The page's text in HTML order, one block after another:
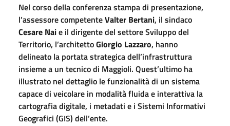
Nel corso della conferenza stampa di presentazione,
l’assessore competenteValter Bertani, il sindaco
Cesare Naie il dirigente del settore Sviluppo del
Territorio, l’architettoGiorgio Lazzaro, hanno
delineato la portata strategica dell’infrastruttura
insieme a un tecnico di Maggioli. Quest’ultimo ha
illustrato nel dettaglio le funzionalità di un sistema
capace di veicolare in modalità fluida e interattiva la
cartografia digitale, i metadati e i Sistemi Informativi
Geografici (GIS) dell’ente.